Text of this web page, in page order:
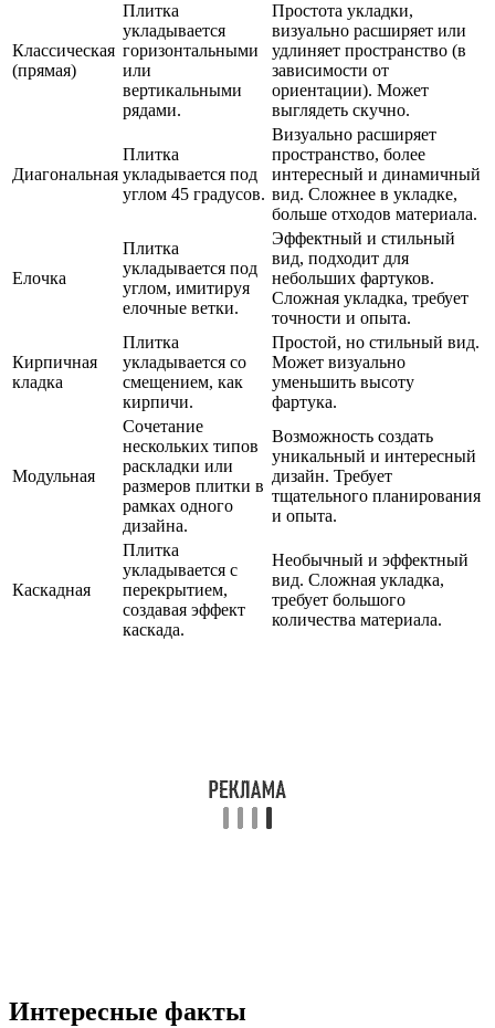
Классическая
(прямая)
Плитка
укладывается
горизонтальными
или
вертикальными
рядами.
Простота укладки,
визуально расширяет или
удлиняет пространство (в
зависимости от
ориентации). Может
выглядеть скучно.
Диагональная
Плитка
укладывается под
углом 45 градусов.
Визуально расширяет
пространство, более
интересный и динамичный
вид. Сложнее в укладке,
больше отходов материала.
Елочка
Плитка
укладывается под
углом, имитируя
елочные ветки.
Эффектный и стильный
вид, подходит для
небольших фартуков.
Сложная укладка, требует
точности и опыта.
Кирпичная
кладка
Плитка
укладывается со
смещением, как
кирпичи.
Простой, но стильный вид.
Может визуально
уменьшить высоту
фартука.
Модульная
Сочетание
нескольких типов
раскладки или
размеров плитки в
рамках одного
дизайна.
Возможность создать
уникальный и интересный
дизайн. Требует
тщательного планирования
и опыта.
Каскадная
Плитка
укладывается с
перекрытием,
создавая эффект
каскада.
Необычный и эффектный
вид. Сложная укладка,
требует большого
количества материала.
Интересные факты